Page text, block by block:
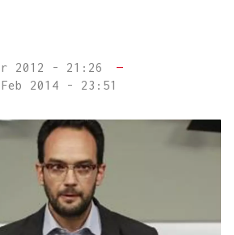
2012 - 21:26
—
2014 - 23:51